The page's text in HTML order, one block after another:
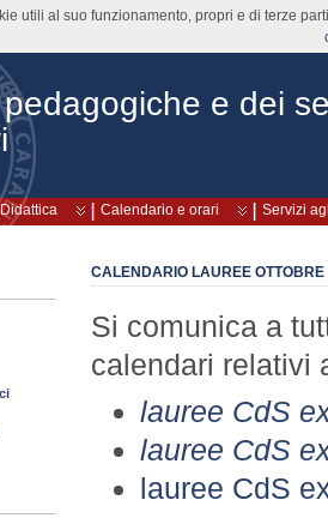
e dei
Didattica Calendario e orari Servizi
CALENDARIO LAUREE OTTOBRE
Si comunica a
calendari relativi
lauree CdS
lauree CdS
lauree CdS
utili al suo funzionamento, propri e di terze